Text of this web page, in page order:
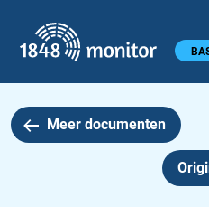
Hoofdmenu
Meer documenten